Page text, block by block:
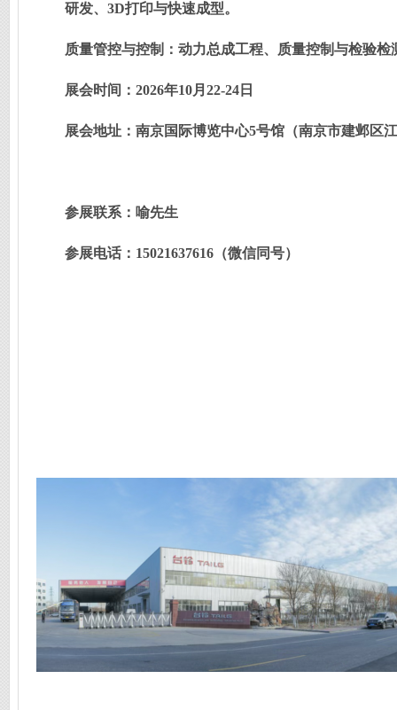
研发、3D打印与快速成型。
质量管控与控制：动力总成工程、质量控制与检验检
展会时间：2026年10月22-24日
展会地址： 南京国际博览中心5号馆（南京市建邺区
参展联系：喻先生
参展电话：15021637616（微信同号）